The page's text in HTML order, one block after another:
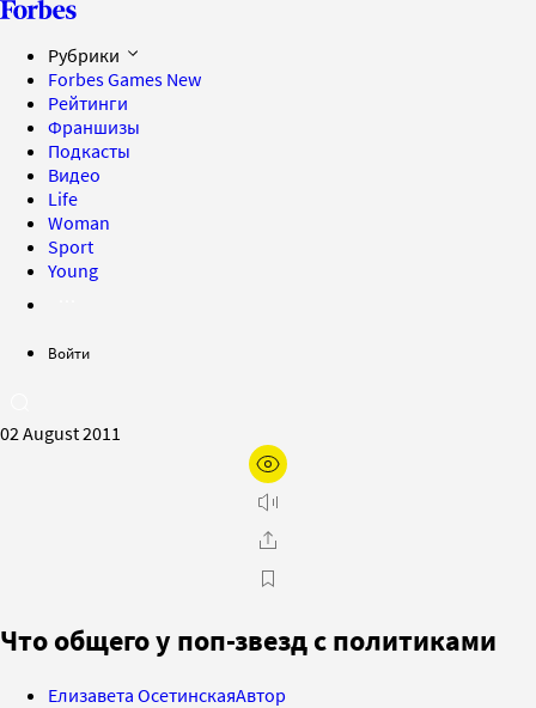
Рубрики
Forbes Games New
Рейтинги
Франшизы
Подкасты
Видео
Life
Woman
Sport
Young
Войти
02 August 2011
Что общего у поп-звезд с политиками
Елизавета ОсетинскаяАвтор